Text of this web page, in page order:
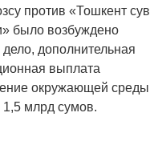
против «Тошкент сув
было возбуждено
дело, дополнительная
выплата
окружающей среды
1,5 млрд сумов.